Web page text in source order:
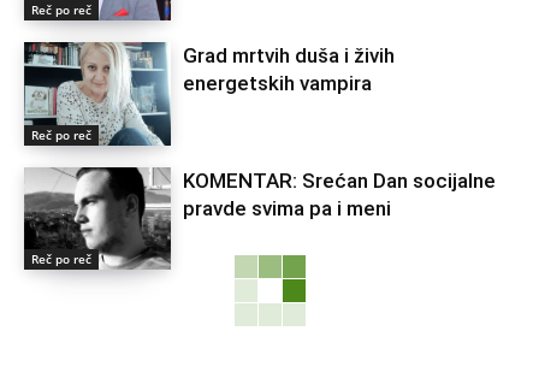
Lučić o zabrani ulaska na Kosovo: Nisam još
dobio zvaničnu informaciju, ali ako je tačna
boriću se svim pravnim sredstvima
Američki obavještajci: Putin bi mogao
testirati NATO, ali ovaj put napadom
Kako naviknuti djecu da piju više vode:
Nekoliko trikova koji mogu pomoći